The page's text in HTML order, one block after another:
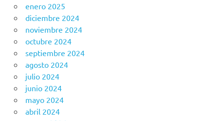
enero 2025
diciembre 2024
noviembre 2024
octubre 2024
septiembre 2024
agosto 2024
julio 2024
junio 2024
mayo 2024
abril 2024